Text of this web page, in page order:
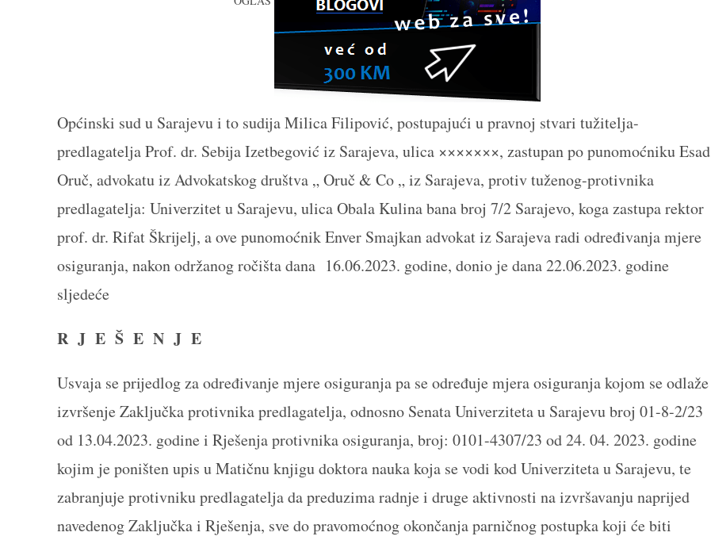
Općinski sud u Sarajevu i to sudija Milica Filipović, postupajući u pravnoj stvari tužitelja-
predlagatelja Prof. dr. Sebija Izetbegović iz Sarajeva, ulica ×××××××, zastupan po punomoćniku Esad
Oruč, advokatu iz Advokatskog društva „ Oruč & Co „ iz Sarajeva, protiv tuženog-protivnika
predlagatelja: Univerzitet u Sarajevu, ulica Obala Kulina bana broj 7/2 Sarajevo, koga zastupa rektor
prof. dr. Rifat Škrijelj, a ove punomoćnik Enver Smajkan advokat iz Sarajeva radi određivanja mjere
osiguranja, nakon održanog ročišta dana 16.06.2023. godine, donio je dana 22.06.2023. godine
sljedeće
R J E Š E N J E
Usvaja se prijedlog za određivanje mjere osiguranja pa se određuje mjera osiguranja kojom se odlaže
izvršenje Zaključka protivnika predlagatelja, odnosno Senata Univerziteta u Sarajevu broj 01-8-2/23
od 13.04.2023. godine i Rješenja protivnika osiguranja, broj: 0101-4307/23 od 24. 04. 2023. godine
kojim je poništen upis u Matičnu knjigu doktora nauka koja se vodi kod Univerziteta u Sarajevu, te
zabranjuje protivniku predlagatelja da preduzima radnje i druge aktivnosti na izvršavanju naprijed
navedenog Zaključka i Rješenja, sve do pravomoćnog okončanja parničnog postupka koji će biti